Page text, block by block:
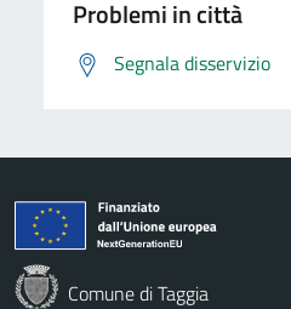
Problemi in città
Segnala disservizio
Comune di Taggia